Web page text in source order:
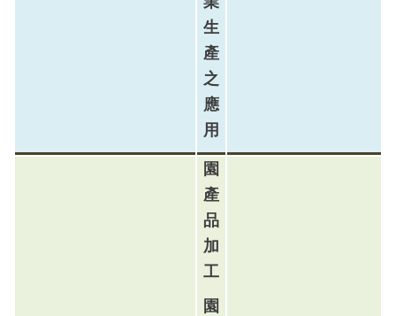
生
產
之
應
用
園
產
品
加
工
園